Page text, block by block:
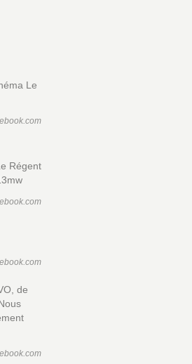
Le
Régent
de